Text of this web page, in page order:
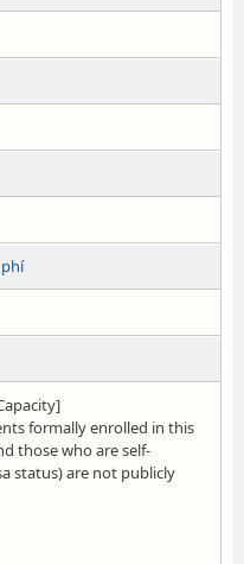
formally enrolled in this
those who are self-
status) are not publicly